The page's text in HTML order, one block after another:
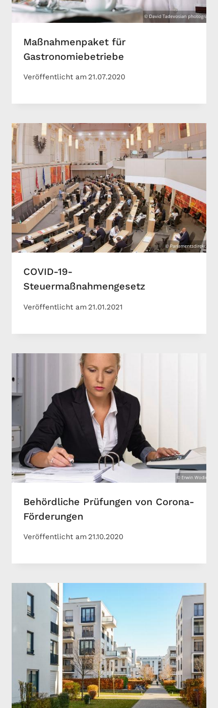
Maßnahmenpaket für
Gastronomiebetriebe
Veröffentlicht am 21.07.2020
COVID-19-
Steuermaßnahmengesetz
Veröffentlicht am 21.01.2021
Behördliche Prüfungen von Corona-
Förderungen
Veröffentlicht am 21.10.2020